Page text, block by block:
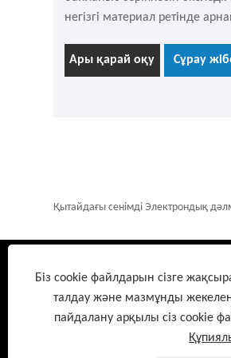
негізгі материал ретінде
және бетіне жоғары таза
қалың қабатымен қапталған
Ары қарай оқу Сұрау
Қытайдағы сенімді Электрондық
Біз cookie файлдарын сізге
талдау және мазмұнды
пайдалану арқылы сіз cookie